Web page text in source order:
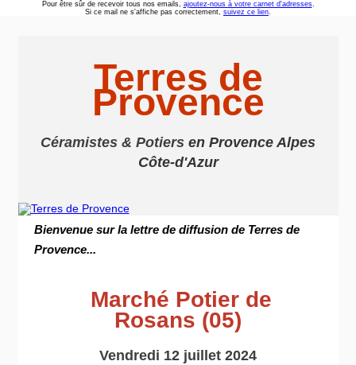
Pour être sûr de recevoir tous nos emails, ajoutez-nous à votre carnet d'adresses.
Si ce mail ne s'affiche pas correctement, suivez ce lien.
Terres de
Provence
Céramistes & Potiers en Provence Alpes
Côte-d'Azur
Bienvenue sur la lettre de diffusion de Terres de
Provence...
Marché Potier de
Rosans (05)
Vendredi 12 juillet 2024